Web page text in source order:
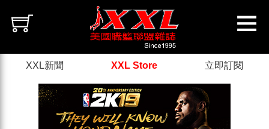
XXL新聞 XXL Store 立即訂閱